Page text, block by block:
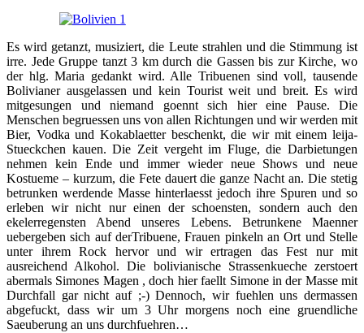
Es wird getanzt, musiziert, die Leute strahlen und die Stimmung ist
irre. Jede Gruppe tanzt 3 km durch die Gassen bis zur Kirche, wo
der hlg. Maria gedankt wird. Alle Tribuenen sind voll, tausende
Bolivianer ausgelassen und kein Tourist weit und breit. Es wird
mitgesungen und niemand goennt sich hier eine Pause. Die
Menschen begruessen uns von allen Richtungen und wir werden mit
Bier, Vodka und Kokablaetter beschenkt, die wir mit einem leija-
Stueckchen kauen. Die Zeit vergeht im Fluge, die Darbietungen
nehmen kein Ende und immer wieder neue Shows und neue
Kostueme – kurzum, die Fete dauert die ganze Nacht an. Die stetig
betrunken werdende Masse hinterlaesst jedoch ihre Spuren und so
erleben wir nicht nur einen der schoensten, sondern auch den
ekelerregensten Abend unseres Lebens. Betrunkene Maenner
uebergeben sich auf derTribuene, Frauen pinkeln an Ort und Stelle
unter ihrem Rock hervor und wir ertragen das Fest nur mit
ausreichend Alkohol. Die bolivianische Strassenkueche zerstoert
abermals Simones Magen , doch hier faellt Simone in der Masse mit
Durchfall gar nicht auf ;-) Dennoch, wir fuehlen uns dermassen
abgefuckt, dass wir um 3 Uhr morgens noch eine gruendliche
Saeuberung an uns durchfuehren…